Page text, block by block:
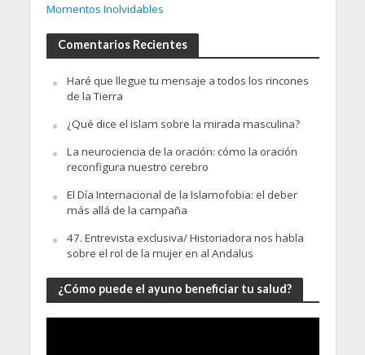
Momentos Inolvidables
Comentarios Recientes
Haré que llegue tu mensaje a todos los rincones
de la Tierra
¿Qué dice el islam sobre la mirada masculina?
La neurociencia de la oración: cómo la oración
reconfigura nuestro cerebro
El Día Internacional de la Islamofobia: el deber
más allá de la campaña
47. Entrevista exclusiva/ Historiadora nos habla
sobre el rol de la mujer en al Andalus
¿Cómo puede el ayuno beneficiar tu salud?